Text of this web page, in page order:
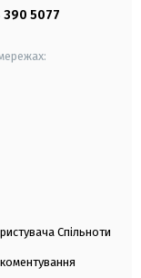
390 5077
Спільноти